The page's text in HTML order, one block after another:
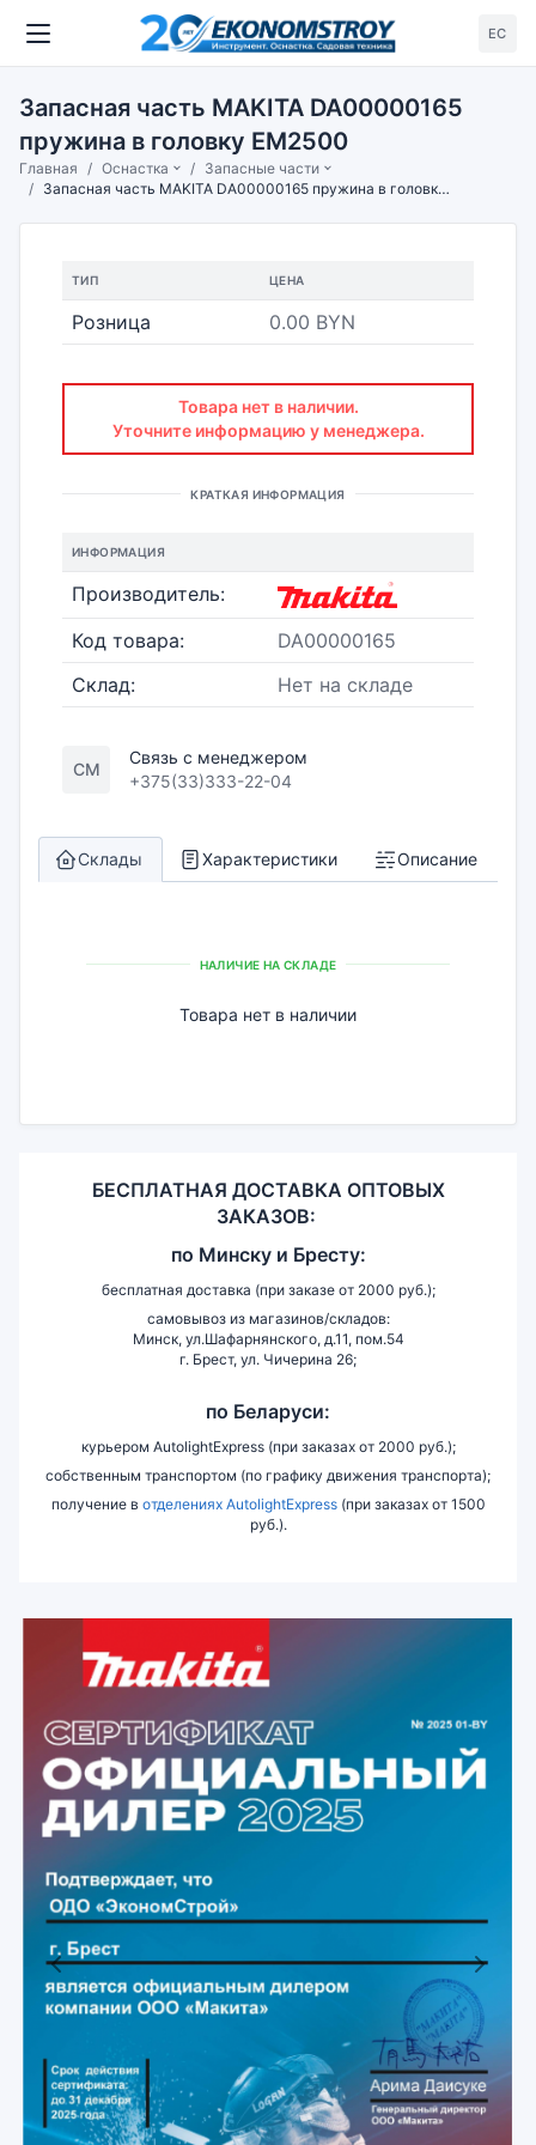
ЕС
Запасная часть MAKITA DA00000165
пружина в головку EM2500
Главная Оснастка
Запасные части
Запасная часть MAKITA DA00000165 пружина в головку EM2500
ТИП ЦЕНА
Розница 0.00 BYN
Товара нет в наличии.
Уточните информацию у менеджера.
КРАТКАЯ ИНФОРМАЦИЯ
ИНФОРМАЦИЯ
Производитель:
Код товара:
DA00000165
Склад:
Нет на складе
СМ
Связь с менеджером
+375(33)333-22-04
Склады Характеристики Описание
НАЛИЧИЕ НА СКЛАДЕ
Товара нет в наличии
БЕСПЛАТНАЯ ДОСТАВКА ОПТОВЫХ
ЗАКАЗОВ:
по Минску и Бресту:
бесплатная доставка (при заказе от 2000 руб.);
самовывоз из магазинов/складов:
Минск, ул.Шафарнянского, д.11, пом.54
г. Брест, ул. Чичерина 26;
по Беларуси:
курьером AutolightExpress (при заказах от 2000 руб.);
собственным транспортом (по графику движения транспорта);
получение в отделениях AutolightExpress(при заказах от 1500
руб.).
Previous Next